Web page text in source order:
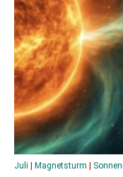
Juli | Magnetsturm |